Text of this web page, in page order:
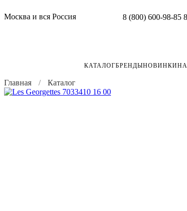
Москва и вся Россия 8 (800) 600-98-85
КАТАЛОГБРЕНДЫНОВИНКИ
Главная
Каталог